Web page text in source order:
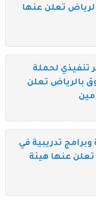
تعلن عنها
تنفيذي لحملة
بالرياض تعلن
تدريبية في
عنها هيئة